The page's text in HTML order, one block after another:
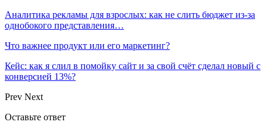
Аналитика рекламы для взрослых: как не слить бюджет из-за
однобокого представления…
Что важнее продукт или его маркетинг?
Кейс: как я слил в помойку сайт и за свой счёт сделал новый с
конверсией 13%?
Prev Next
Оставьте ответ